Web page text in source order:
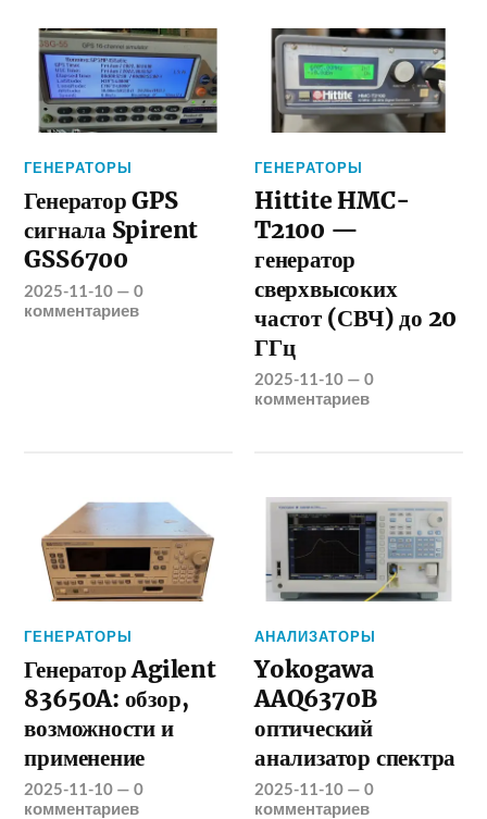
ГЕНЕРАТОРЫ
Генератор GPS
сигнала Spirent
GSS6700
2025-11-10 —0
комментариев
ГЕНЕРАТОРЫ
Hittite HMC-
T2100 —
генератор
сверхвысоких
частот (СВЧ) до 20
ГГц
2025-11-10 —0
комментариев
ГЕНЕРАТОРЫ
Генератор Agilent
83650A: обзор,
возможности и
применение
2025-11-10 —0
комментариев
АНАЛИЗАТОРЫ
Yokogawa
AAQ6370B
оптический
анализатор спектра
2025-11-10 —0
комментариев